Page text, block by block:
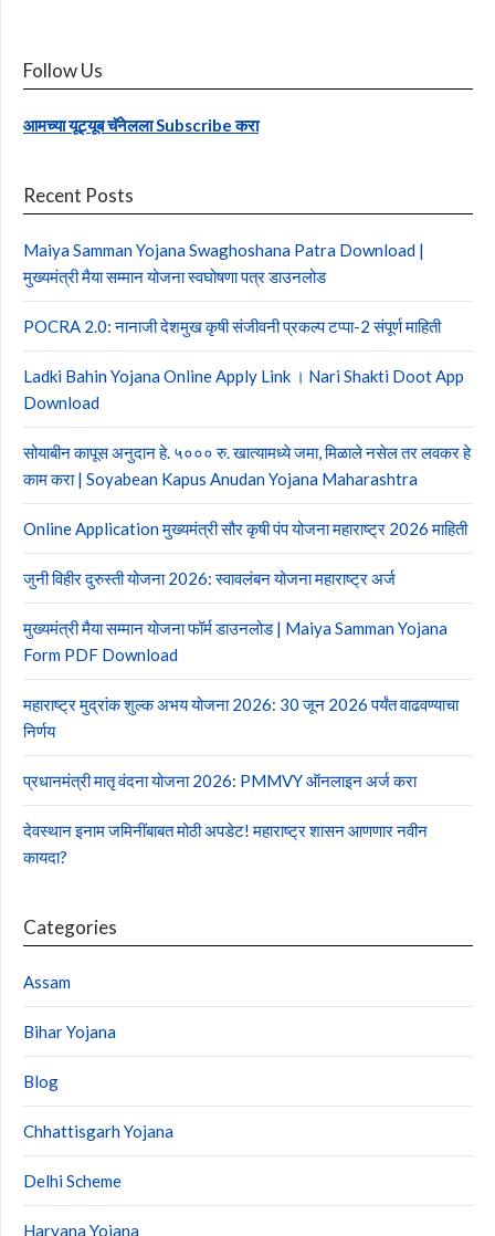
Follow Us
आमच्या यूट्यूब चॅनेलला Subscribe करा
Recent Posts
Maiya Samman Yojana Swaghoshana Patra Download |
मुख्यमंत्री मैया सम्मान योजना स्वघोषणा पत्र डाउनलोड
POCRA 2.0: नानाजी देशमुख कृषी संजीवनी प्रकल्प टप्पा-2 संपूर्ण माहिती
Ladki Bahin Yojana Online Apply Link । Nari Shakti Doot App
Download
सोयाबीन कापूस अनुदान हे. ५००० रु. खात्यामध्ये जमा, मिळाले नसेल तर लवकर हे
काम करा | Soyabean Kapus Anudan Yojana Maharashtra
Online Application मुख्यमंत्री सौर कृषी पंप योजना महाराष्ट्र 2026 माहिती
जुनी विहीर दुरुस्ती योजना 2026: स्वावलंबन योजना महाराष्ट्र अर्ज
मुख्यमंत्री मैया सम्मान योजना फॉर्म डाउनलोड | Maiya Samman Yojana
Form PDF Download
महाराष्ट्र मुद्रांक शुल्क अभय योजना 2026: 30 जून 2026 पर्यंत वाढवण्याचा
निर्णय
प्रधानमंत्री मातृ वंदना योजना 2026: PMMVY ऑनलाइन अर्ज करा
देवस्थान इनाम जमिनींबाबत मोठी अपडेट! महाराष्ट्र शासन आणणार नवीन
कायदा?
Categories
Assam
Bihar Yojana
Blog
Chhattisgarh Yojana
Delhi Scheme
Haryana Yojana